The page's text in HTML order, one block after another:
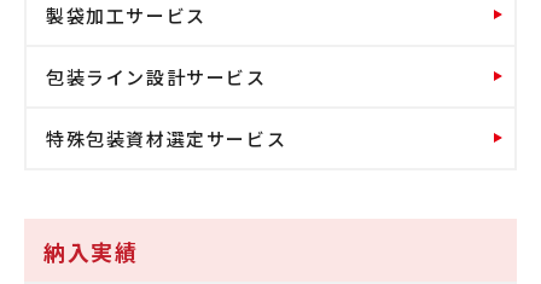
製袋加工サービス
包装ライン設計サービス
特殊包装資材選定サービス
納入実績